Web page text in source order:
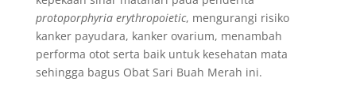
protoporphyria erythropoietic, mengurangi risiko
kanker payudara, kanker ovarium, menambah
performa otot serta baik untuk kesehatan mata
sehingga bagus Obat Sari Buah Merah ini.